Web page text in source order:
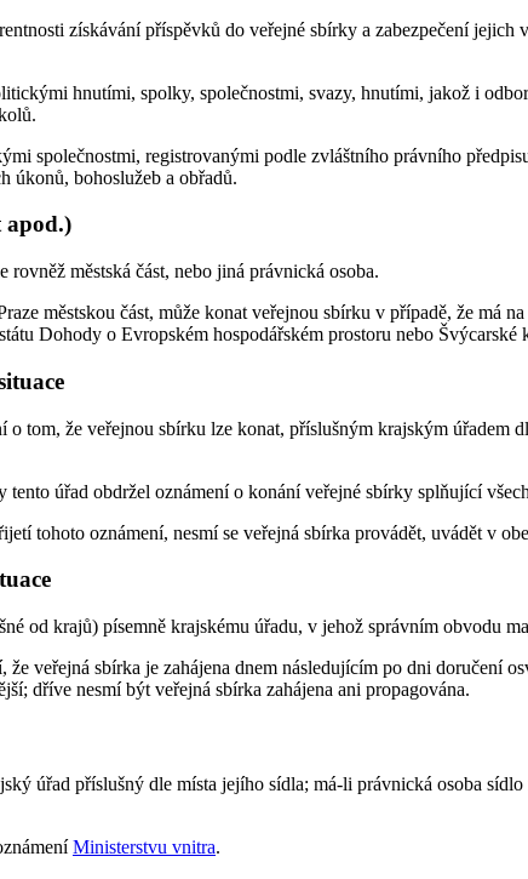
získávání příspěvků do veřejné sbírky a zabezpečení
hnutími, spolky, společnostmi, svazy, hnutími, jakož i
společnostmi, registrovanými podle zvláštního právního
úkonů, bohoslužeb a obřadů.
apod.)
městská část, nebo jiná právnická osoba.
městskou část, může konat veřejnou sbírku v případě, že má
Dohody o Evropském hospodářském prostoru nebo
tom, že veřejnou sbírku lze konat, příslušným krajským úřadem
úřad obdržel oznámení o konání veřejné sbírky splňující
tohoto oznámení, nesmí se veřejná sbírka provádět, uvádět v
od krajů) písemně krajskému úřadu, v jehož správním obvodu
veřejná sbírka je zahájena dnem následujícím po dni doručení
dříve nesmí být veřejná sbírka zahájena ani propagována.
úřad příslušný dle místa jejího sídla; má-li právnická osoba
Ministerstvu vnitra.